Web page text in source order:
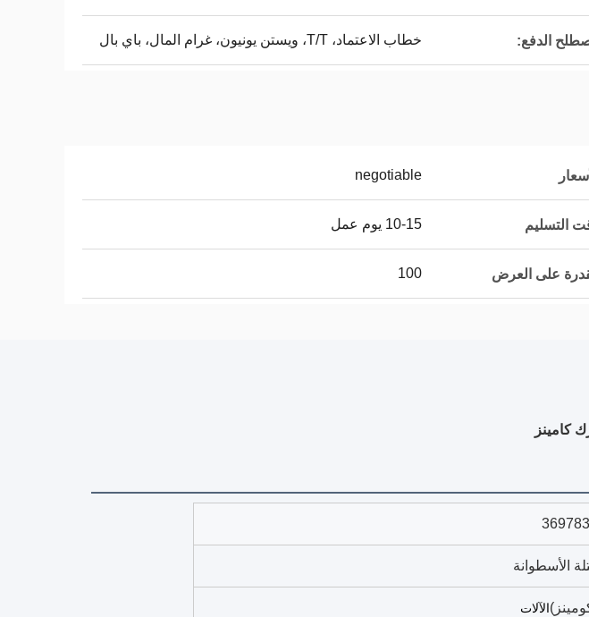
الدفع: خطاب الاعتماد، T/T، ويستن يونيون، غرام المال، باي بال
negotiable
التسليم 10-15 يوم عمل
على العرض 100
الأسطوانة
الآلات